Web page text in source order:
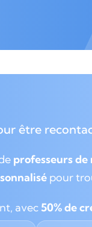
être
professeurs
pour
avec 50% de